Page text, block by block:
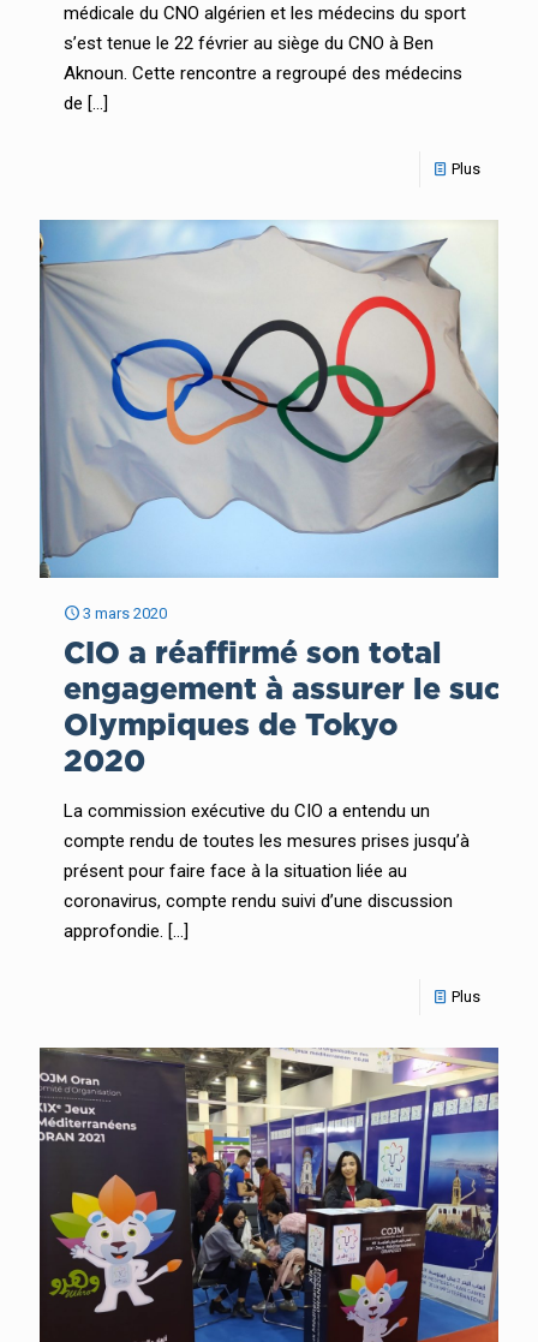
médicale du CNO algérien et les médecins du sport
s’est tenue le 22 février au siège du CNO à Ben
Aknoun. Cette rencontre a regroupé des médecins
de […]
Plus
3 mars 2020
CIO a réaffirmé son total
engagement à assurer le
Olympiques de Tokyo
2020
La commission exécutive du CIO a entendu un
compte rendu de toutes les mesures prises jusqu’à
présent pour faire face à la situation liée au
coronavirus, compte rendu suivi d’une discussion
approfondie. […]
Plus